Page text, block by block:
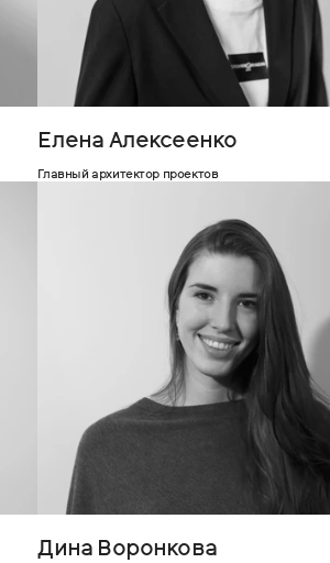
Елена Алексеенко
Главный архитектор проектов
Дина Воронкова